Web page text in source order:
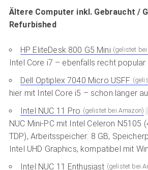
Ältere Computer inkl. Gebraucht /
Refurbished
HP EliteDesk 800 G5 Mini (gelistet bei
Intel Core i7 – ebenfalls recht popular
Dell Optiplex 7040 Micro USFF
hier mit Intel Core i5 – schon länger
Intel NUC 11 Pro (gelistet bei Amazon)
NUC Mini-PC mit Intel Celeron N5105
TDP), Arbeitsspeicher: 8 GB,
Intel UHD Graphics, kompatibel mit
Intel NUC 11 Enthusiast (gelistet bei